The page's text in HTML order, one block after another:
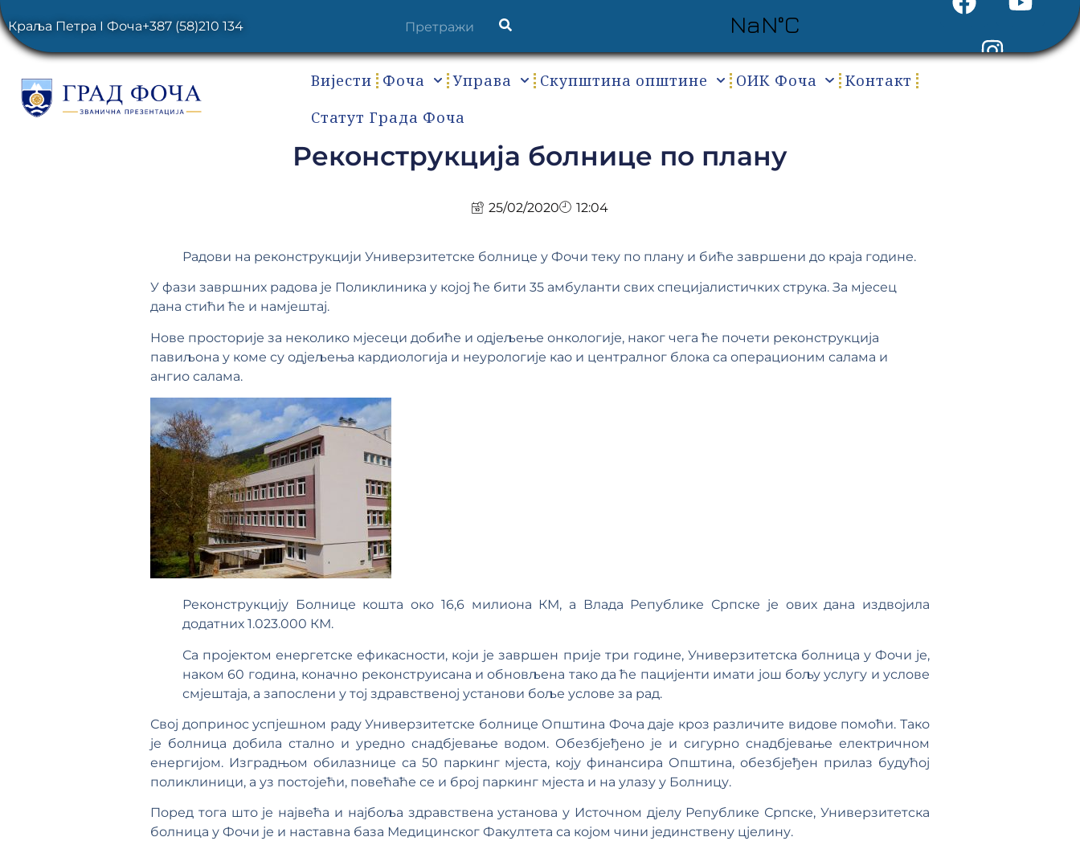
Краља Петра I Фоча+387 (58)210 134
Вијести Фоча Управа Скупштина општине ОИК Фоча
Контакт
Статут Града Фоча
Реконструкција болнице по плану
25/02/2020 12:04
Радови на реконструкцији Универзитетске болнице у Фочи теку по плану и биће завршени до краја године.
У фази завршних радова је Поликлиника у којој ће бити 35 амбуланти свих специјалистичких струка. За мјесец
дана стићи ће и намјештај.
Нове просторије за неколико мјесеци добиће и одјељење онкологије, наког чега ће почети реконструкција
павиљона у коме су одјељења кардиологија и неурологије као и централног блока са операционим салама и
ангио салама.
Реконструкцију Болнице кошта око 16,6 милиона КМ, а Влада Републике Српске је ових дана издвојила
додатних 1.023.000 КМ.
Са пројектом енергетске ефикасности, који је завршен прије три године, Универзитетска болница у Фочи је,
наком 60 година, коначно реконструисана и обновљена тако да ће пацијенти имати још бољу услугу и услове
смјештаја, а запослени у тој здравственој установи боље услове за рад.
Свој допринос успјешном раду Универзитетске болнице Општина Фоча даје кроз различите видове помоћи. Тако
је болница добила стално и уредно снадбјевање водом. Обезбјеђено је и сигурно снадбјевање електричном
енергијом. Изградњом обилазнице са 50 паркинг мјеста, коју финансира Општина, обезбјеђен прилаз будућој
поликлиници, а уз постојећи, повећаће се и број паркинг мјеста и на улазу у Болницу.
Поред тога што је највећа и најбоља здравствена установа у Источном дјелу Републике Српске, Универзитетска
болница у Фочи је и наставна база Медицинског Факултета са којом чини јединствену цјелину.